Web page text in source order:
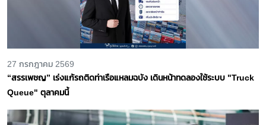
27 กรกฎาคม 2569
“สรรเพชญ” เร่งแก้รถติดท่าเรือแหลมฉบัง เดินหน้าทดลองใช้ระบบ "Truck
Queue" ตุลาคมนี้